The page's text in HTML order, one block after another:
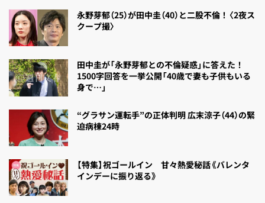
永野芽郁（25）が田中圭（40）と二股不倫！〈2夜ス
クープ撮〉
田中圭が「永野芽郁との不倫疑惑」に答えた！
1500字回答を一挙公開「40歳で妻も子供もいる
身で…」
“グラサン運転手”の正体判明 広末涼子（44）の緊
迫病棟24時
【特集】祝ゴールイン 甘々熱愛秘話《バレンタ
インデーに振り返る》